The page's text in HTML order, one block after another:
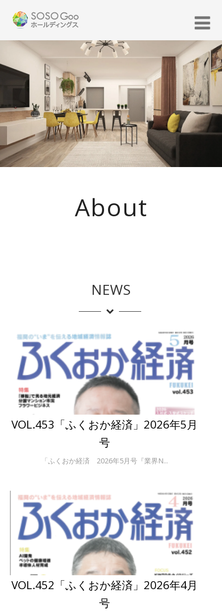
About
NEWS
VOL.453「ふくおか経済」2026年5月
号
「ふくおか経済 2026年5月号『業界N...
VOL.452「ふくおか経済」2026年4月
号